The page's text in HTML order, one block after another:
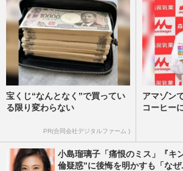
宝くじ“なんとなく”で買ってい
る限り変わらない
PR(合同会社デジタルファーム )
アマゾン
コーヒー
小島瑠璃子「痛恨のミス」『キ
倫疑惑”に後悔を明かすも「なぜ